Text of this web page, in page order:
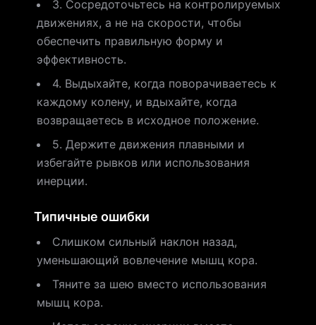
3. Сосредоточьтесь на контролируемых
движениях, а не на скорости, чтобы
обеспечить правильную форму и
эффективность.
4. Выдыхайте, когда поворачиваетесь к
каждому колену, и вдыхайте, когда
возвращаетесь в исходное положение.
5. Держите движения плавными и
избегайте рывков или использования
инерции.
Типичные ошибки
Слишком сильный наклон назад,
уменьшающий вовлечение мышц кора.
Тяните за шею вместо использования
мышц кора.